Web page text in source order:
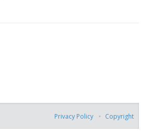
Privacy Policy Copyright